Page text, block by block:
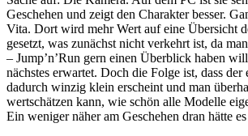
Geschehen und zeigt den Charakter besser.
Vita. Dort wird mehr Wert auf eine Übersicht
gesetzt, was zunächst nicht verkehrt ist, da
– Jump’n’Run gern einen Überblick haben
nächstes erwartet. Doch die Folge ist, dass der
dadurch winzig klein erscheint und man
wertschätzen kann, wie schön alle Modelle
Ein weniger näher am Geschehen dran hätte